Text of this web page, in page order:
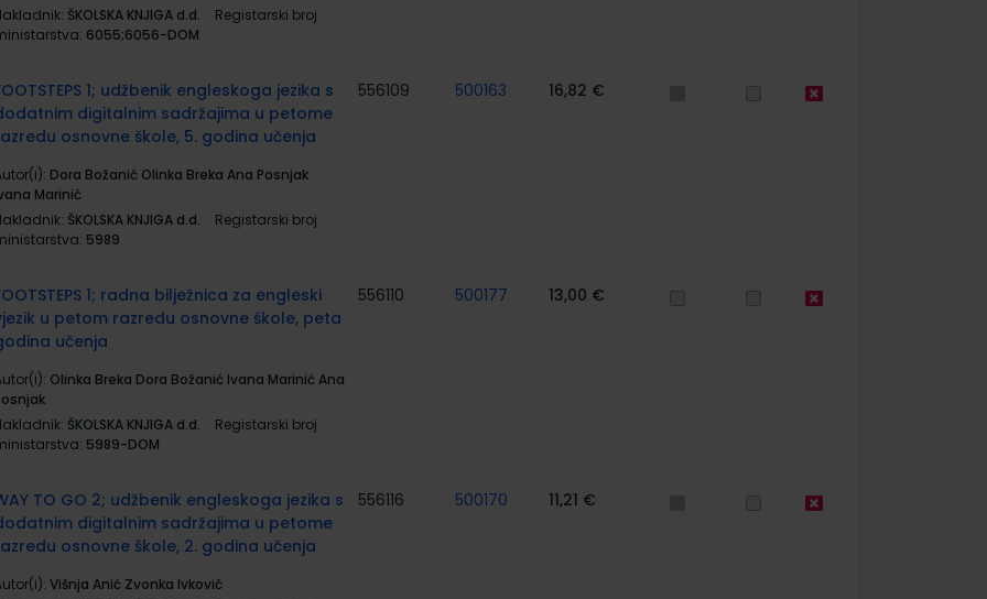
ŠKOLSKA KNJIGA d.d.
Registarski broj
6055;6056-DOM
1; udžbenik engleskoga jezika s
digitalnim sadržajima u petome
osnovne škole, 5. godina učenja
Dora Božanić Olinka Breka Ana Posnjak
Marinić
ŠKOLSKA KNJIGA d.d.
Registarski broj
5989
556109 500163 16,82 €
1; radna bilježnica za engleski
u petom razredu osnovne škole, peta
učenja
Olinka Breka Dora Božanić Ivana Marinić Ana
ŠKOLSKA KNJIGA d.d.
Registarski broj
5989-DOM
556110 500177 13,00 €
TO GO 2; udžbenik engleskoga jezika s
digitalnim sadržajima u petome
osnovne škole, 2. godina učenja
Višnja Anić Zvonka Ivković
556116 500170 11,21 €